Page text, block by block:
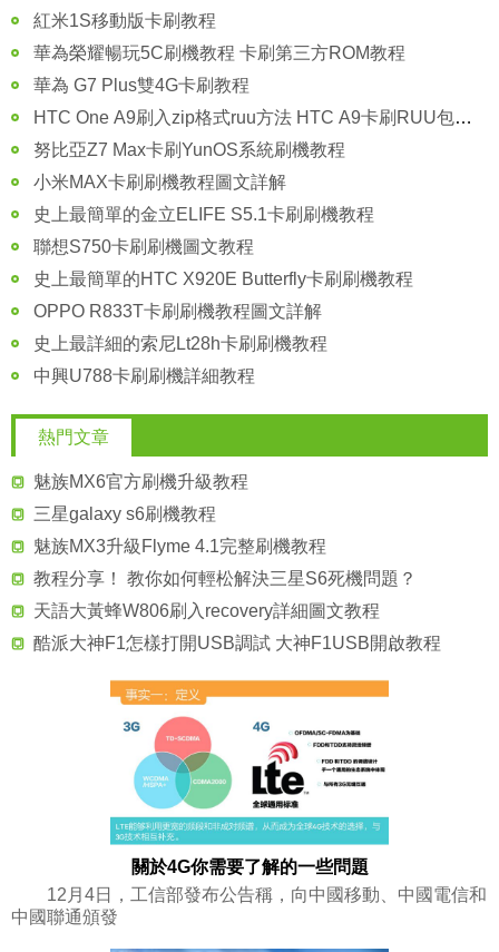
紅米1S移動版卡刷教程
華為榮耀暢玩5C刷機教程 卡刷第三方ROM教程
華為 G7 Plus雙4G卡刷教程
HTC One A9刷入zip格式ruu方法 HTC A9卡刷RUU包教程
努比亞Z7 Max卡刷YunOS系統刷機教程
小米MAX卡刷刷機教程圖文詳解
史上最簡單的金立ELIFE S5.1卡刷刷機教程
聯想S750卡刷刷機圖文教程
史上最簡單的HTC X920E Butterfly卡刷刷機教程
OPPO R833T卡刷刷機教程圖文詳解
史上最詳細的索尼Lt28h卡刷刷機教程
中興U788卡刷刷機詳細教程
熱門文章
魅族MX6官方刷機升級教程
三星galaxy s6刷機教程
魅族MX3升級Flyme 4.1完整刷機教程
教程分享！ 教你如何輕松解決三星S6死機問題？
天語大黃蜂W806刷入recovery詳細圖文教程
酷派大神F1怎樣打開USB調試 大神F1USB開啟教程
關於4G你需要了解的一些問題
12月4日，工信部發布公告稱，向中國移動、中國電信和
中國聯通頒發